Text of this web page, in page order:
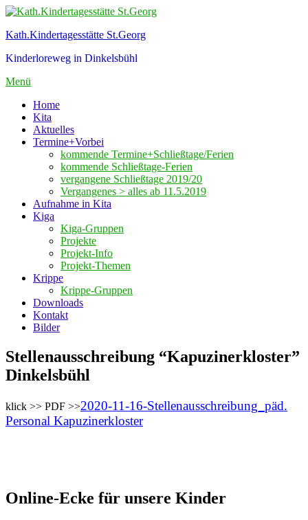
Zum
springen
Kath.Kindertagesstätte St.Georg
Kinderloreweg in Dinkelsbühl
Menü
Home
Kita
Aktuelles
Termine+Vorbei
kommende Termine+Schließtage/Ferien
kommende Schließtage-Ferien
vergangene Schließtage 2019/20
Vergangenes > alles ab 11.5.2019
Aufnahme in Kita
Kiga
Kiga-Gruppen
Projekte
Projekt-Info
Projekt-Themen
Krippe
Krippe-Gruppen
Downloads
Kontakt
Bilder
Stellenausschreibung “Kapuzinerkloster”
Dinkelsbühl
klick >> PDF >>2020-11-16-Stellenausschreibung_päd.
Personal Kapuzinerkloster
Online-Ecke für unsere Kinder